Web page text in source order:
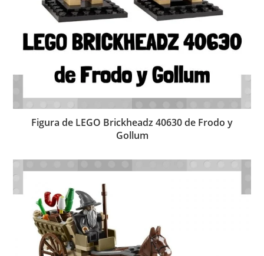
Figura de LEGO Brickheadz 40630 de Frodo y
Gollum